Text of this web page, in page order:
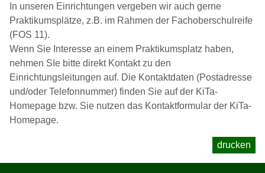
In unseren Einrichtungen vergeben wir auch gerne
Praktikumsplätze, z.B. im Rahmen der Fachoberschulreife
(FOS 11).
Wenn Sie Interesse an einem Praktikumsplatz haben,
nehmen SIe bitte direkt Kontakt zu den
Einrichtungsleitungen auf. Die Kontaktdaten (Postadresse
und/oder Telefonnummer) finden Sie auf der KiTa-
Homepage bzw. Sie nutzen das Kontaktformular der KiTa-
Homepage.
drucken